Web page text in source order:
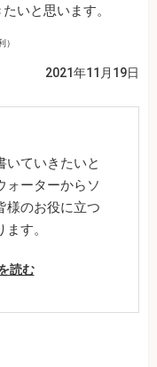
いと思います。
）
2021年11月19日
いていきたいと
ォーターからソ
様のお役に立つ
す。
読む